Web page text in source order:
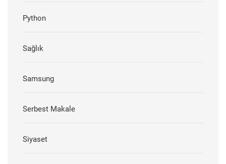
Python
Sağlık
Samsung
Serbest Makale
Siyaset